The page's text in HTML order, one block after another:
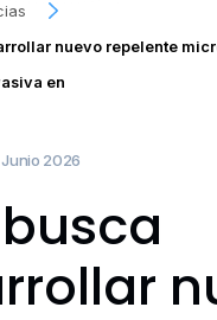
nuevo repelente
en
Junio 2026